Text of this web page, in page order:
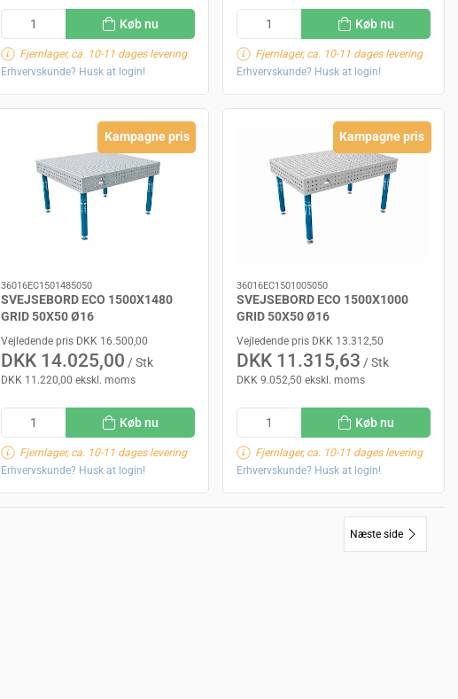
Køb nu
Fjernlager, ca. 10-11 dages levering
Erhvervskunde? Husk at login!
Køb nu
Fjernlager, ca. 10-11 dages levering
Erhvervskunde? Husk at login!
Kampagne pris
36016EC1501485050
SVEJSEBORD ECO 1500X1480
GRID 50X50 Ø16
Vejledende pris DKK 16.500,00
DKK 14.025,00 / Stk
DKK 11.220,00 ekskl. moms
Køb nu
Fjernlager, ca. 10-11 dages levering
Erhvervskunde? Husk at login!
Kampagne pris
36016EC1501005050
SVEJSEBORD ECO 1500X1000
GRID 50X50 Ø16
Vejledende pris DKK 13.312,50
DKK 11.315,63 / Stk
DKK 9.052,50 ekskl. moms
Køb nu
Fjernlager, ca. 10-11 dages levering
Erhvervskunde? Husk at login!
Næste side